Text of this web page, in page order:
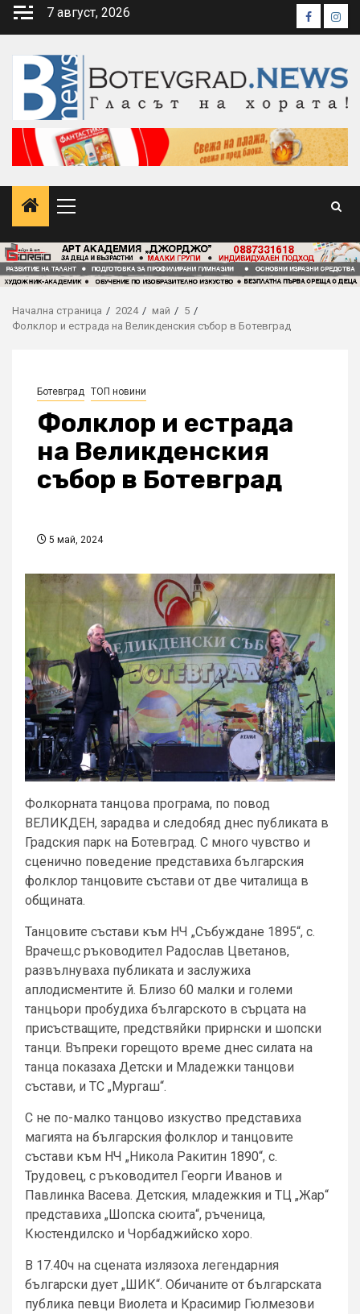
Skip
7 август, 2026 Facebook
Primary
Начална страница 2024 май
5
Фолклор и естрада на Великденския събор в Ботевград
Ботевград ТОП новини
Фолклор и естрада
на Великденския
събор в Ботевград
5 май, 2024
Фолкорната танцова програма, по повод
ВЕЛИКДЕН, зарадва и следобяд днес публиката в
Градския парк на Ботевград. С много чувство и
сценично поведение представиха българския
фолклор танцовите състави от две читалища в
общината.
Танцовите състави към НЧ „Събуждане 1895“, с.
Врачеш,с ръководител Радослав Цветанов,
развълнуваха публиката и заслужиха
аплодисментите й. Близо 60 малки и големи
танцьори пробудиха българското в сърцата на
присъстващите, предствяйки прирнски и шопски
танци. Въпреки горещото време днес силата на
танца показаха Детски и Младежки танцови
състави, и ТС „Мургаш“.
С не по-малко танцово изкуство представиха
магията на българския фолклор и танцовите
състави към НЧ „Никола Ракитин 1890“, с.
Трудовец, с ръководител Георги Иванов и
Павлинка Васева. Детския, младежкия и ТЦ „Жар“
представиха „Шопска сюита“, ръченица,
Кюстендилско и Чорбаджийско хоро.
В 17.40ч на сцената излязоха легендарния
български дует „ШИК“. Обичаните от българската
публика певци Виолета и Красимир Гюлмезови